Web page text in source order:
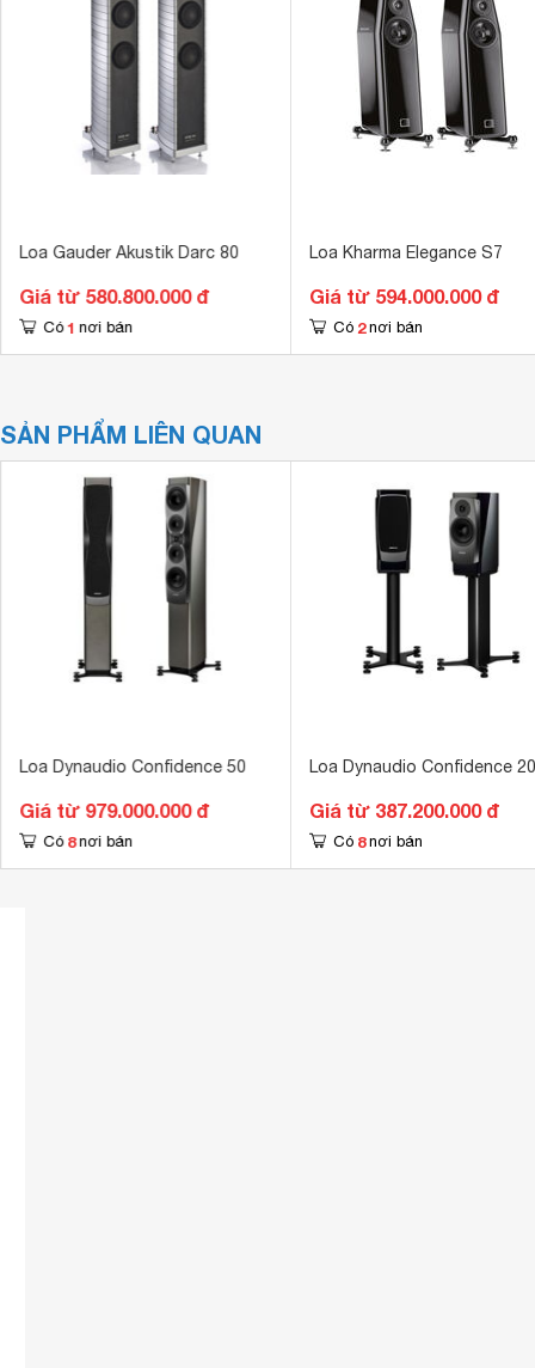
Loa Gauder Akustik Darc 80
Giá từ 580.800.000 đ
Có 1 nơi bán
Loa Kharma Elegance S7
Giá từ 594.000.000 đ
Có 2 nơi bán
SẢN PHẨM LIÊN QUAN
Loa Dynaudio Confidence 50
Giá từ 979.000.000 đ
Có 8 nơi bán
Loa Dynaudio Confidence 20
Giá từ 387.200.000 đ
Có 8 nơi bán